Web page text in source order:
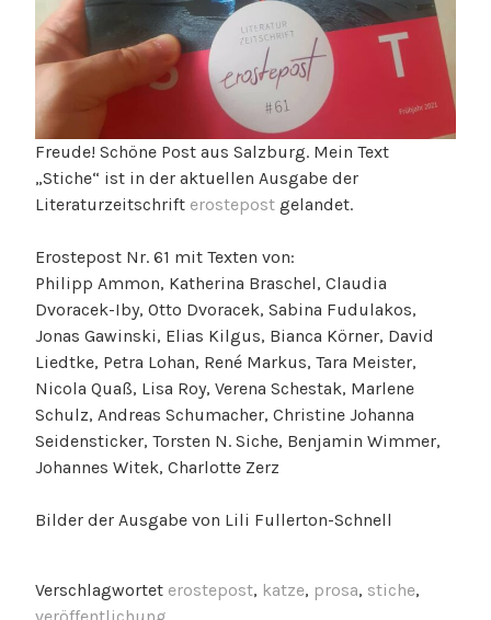
Freude! Schöne Post aus Salzburg. Mein Text
„Stiche“ ist in der aktuellen Ausgabe der
Literaturzeitschrift erostepost gelandet.
Erostepost Nr. 61 mit Texten von:
Philipp Ammon, Katherina Braschel, Claudia
Dvoracek-Iby, Otto Dvoracek, Sabina Fudulakos,
Jonas Gawinski, Elias Kilgus, Bianca Körner, David
Liedtke, Petra Lohan, René Markus, Tara Meister,
Nicola Quaß, Lisa Roy, Verena Schestak, Marlene
Schulz, Andreas Schumacher, Christine Johanna
Seidensticker, Torsten N. Siche, Benjamin Wimmer,
Johannes Witek, Charlotte Zerz
Bilder der Ausgabe von Lili Fullerton-Schnell
Verschlagwortet erostepost, katze, prosa, stiche,